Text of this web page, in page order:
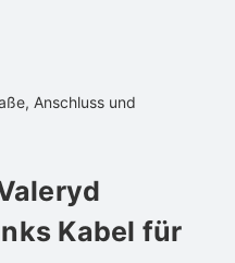
Anschluss und
Kabel für